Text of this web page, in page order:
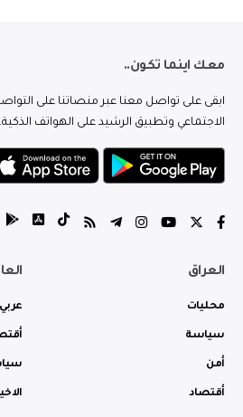
معك اينما تكون..
ابقى على تواصل معنا عبر منصاتنا على
الاجتماعي وتطبيق الرشيد على الهواتف الذكية.
العراق
محليات
سياسة
أمن
أقتصاد